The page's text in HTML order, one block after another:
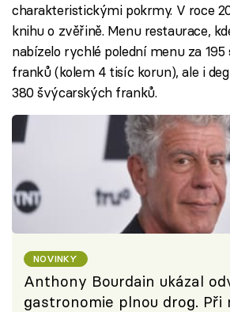
charakteristickými pokrmy. V roce
knihu o zvěřině. Menu restaurace,
nabízelo rychlé polední menu za
franků (kolem 4 tisíc korun), ale i
380 švýcarských franků.
NOVINKY
Anthony Bourdain ukázal
gastronomie plnou drog. Při